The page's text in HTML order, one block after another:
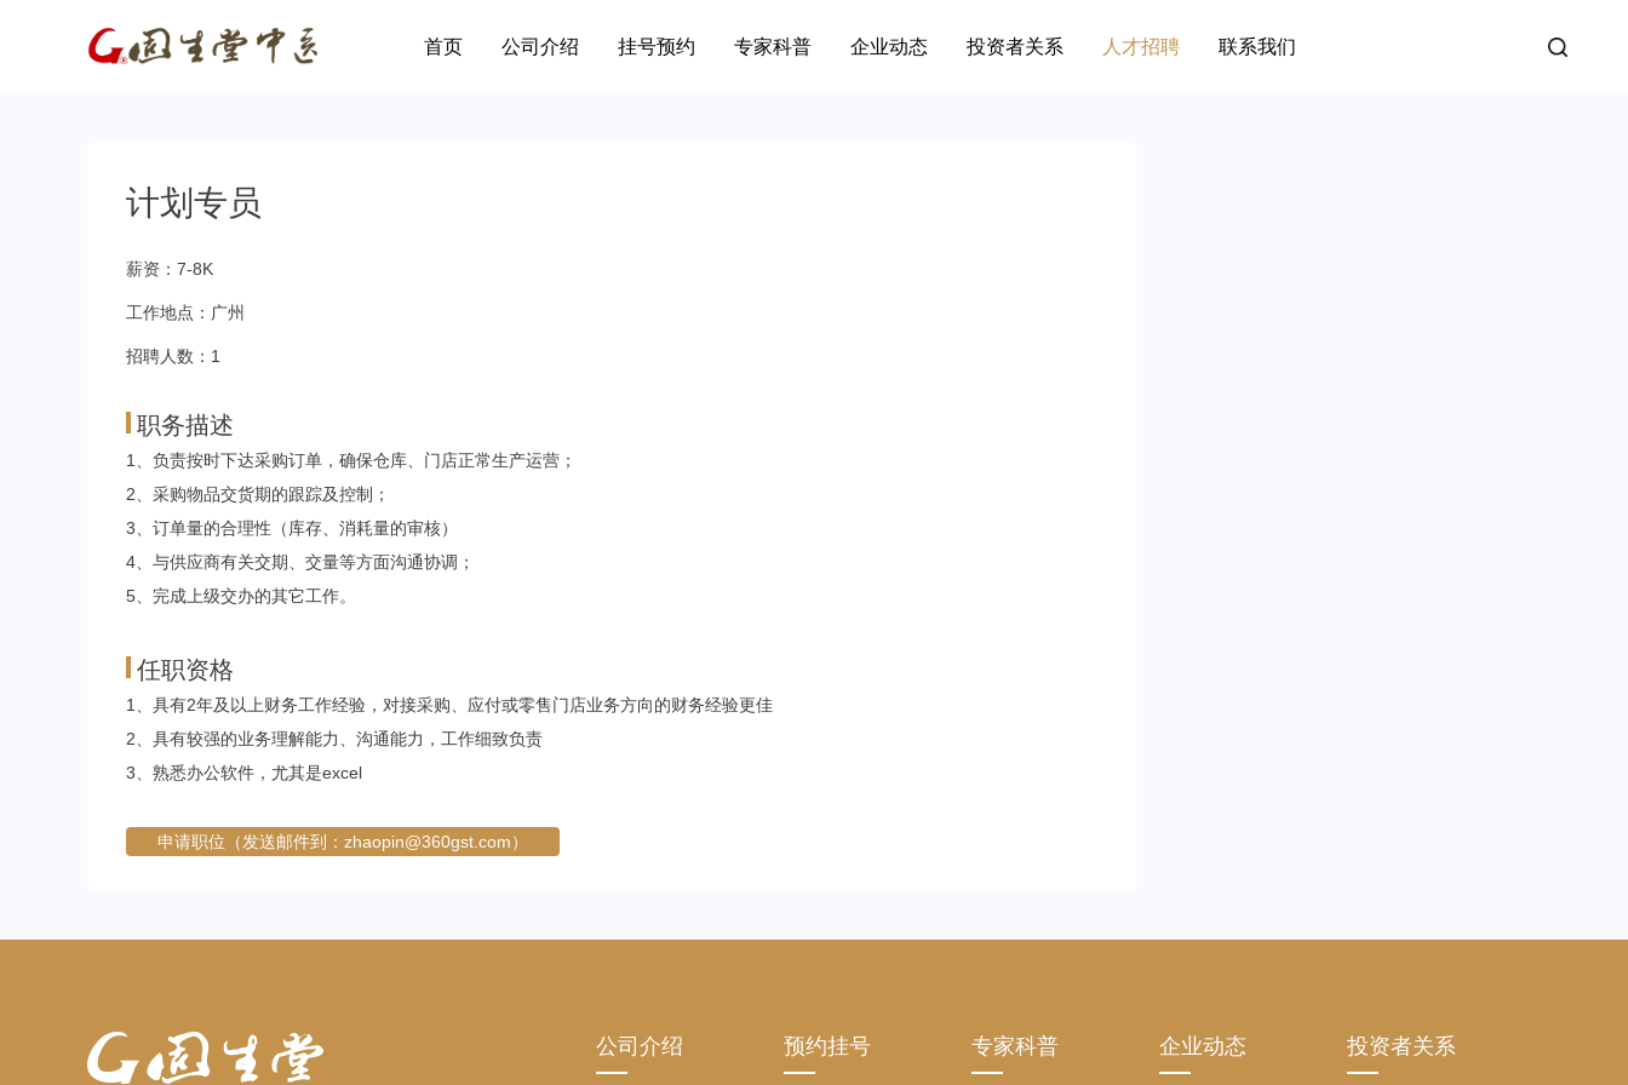
首页 公司介绍 挂号预约 专家科普 企业动态 投资者关系 人才招聘 联系我们
计划专员
薪资：7-8K
工作地点：广州
招聘人数：1
职务描述
1、负责按时下达采购订单，确保仓库、门店正常生产运营；
2、采购物品交货期的跟踪及控制；
3、订单量的合理性（库存、消耗量的审核）
4、与供应商有关交期、交量等方面沟通协调；
5、完成上级交办的其它工作。
任职资格
1、具有2年及以上财务工作经验，对接采购、应付或零售门店业务方向的财务经验更佳
2、具有较强的业务理解能力、沟通能力，工作细致负责
3、熟悉办公软件，尤其是excel
申请职位（发送邮件到：zhaopin@360gst.com）
公司介绍 预约挂号 专家科普 企业动态 投资者关系